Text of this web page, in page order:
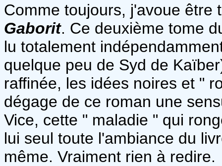
Comme toujours, j'avoue
Gaborit. Ce deuxième tome
lu totalement
quelque peu de Syd de
raffinée, les idées noires et "
dégage de ce roman une
Vice, cette " maladie " qui
lui seul toute l'ambiance du
même. Vraiment rien à redire.